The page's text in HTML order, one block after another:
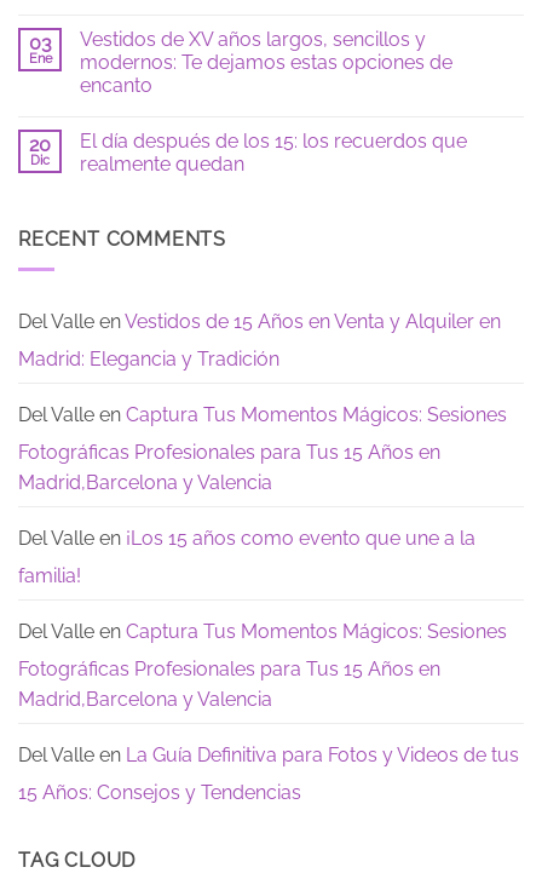
tendencias
2026
para
fotos
de
15
tímida:
guía
para
comentarios
en
Checklist
de
15
años:
todo
saber
para
03
Ene
Vestidos de XV años largos, sencillos y
modernos: Te dejamos estas opciones de
encanto
comentarios
en
Vestidos
largos,
sencillos
dejamos
estas
de
20
Dic
El día después de los 15: los recuerdos que
realmente quedan
en
El
los
15:
recuerdos
quedan
RECENT COMMENTS
Del Valle enVestidos de 15 Años en Venta y Alquiler en
Madrid: Elegancia y Tradición
Del Valle en Captura Tus Momentos Mágicos: Sesiones
Fotográficas Profesionales para Tus 15 Años en
Madrid,Barcelona y Valencia
Del Valle en ¡Los 15 años como evento que une a la
familia!
Del Valle en Captura Tus Momentos Mágicos: Sesiones
Fotográficas Profesionales para Tus 15 Años en
Madrid,Barcelona y Valencia
Del Valle en La Guía Definitiva para Fotos y Videos de tus
15 Años: Consejos y Tendencias
TAG CLOUD